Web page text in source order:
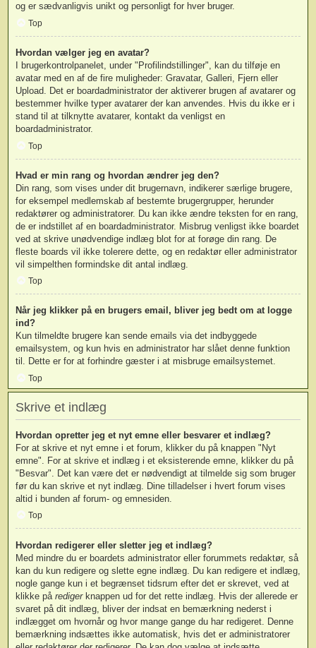
og er sædvanligvis unikt og personligt for hver bruger.
Top
Hvordan vælger jeg en avatar?
I brugerkontrolpanelet, under "Profilindstillinger", kan du tilføje en
avatar med en af de fire muligheder: Gravatar, Galleri, Fjern eller
Upload. Det er boardadministrator der aktiverer brugen af avatarer og
bestemmer hvilke typer avatarer der kan anvendes. Hvis du ikke er i
stand til at tilknytte avatarer, kontakt da venligst en
boardadministrator.
Top
Hvad er min rang og hvordan ændrer jeg den?
Din rang, som vises under dit brugernavn, indikerer særlige brugere,
for eksempel medlemskab af bestemte brugergrupper, herunder
redaktører og administratorer. Du kan ikke ændre teksten for en rang,
de er indstillet af en boardadministrator. Misbrug venligst ikke boardet
ved at skrive unødvendige indlæg blot for at forøge din rang. De
fleste boards vil ikke tolerere dette, og en redaktør eller administrator
vil simpelthen formindske dit antal indlæg.
Top
Når jeg klikker på en brugers email, bliver jeg bedt om at logge
ind?
Kun tilmeldte brugere kan sende emails via det indbyggede
emailsystem, og kun hvis en administrator har slået denne funktion
til. Dette er for at forhindre gæster i at misbruge emailsystemet.
Top
Skrive et indlæg
Hvordan opretter jeg et nyt emne eller besvarer et indlæg?
For at skrive et nyt emne i et forum, klikker du på knappen "Nyt
emne". For at skrive et indlæg i et eksisterende emne, klikker du på
"Besvar". Det kan være det er nødvendigt at tilmelde sig som bruger
før du kan skrive et nyt indlæg. Dine tilladelser i hvert forum vises
altid i bunden af forum- og emnesiden.
Top
Hvordan redigerer eller sletter jeg et indlæg?
Med mindre du er boardets administrator eller forummets redaktør, så
kan du kun redigere og slette egne indlæg. Du kan redigere et indlæg,
nogle gange kun i et begrænset tidsrum efter det er skrevet, ved at
klikke på redigerknappen ud for det rette indlæg. Hvis der allerede er
svaret på dit indlæg, bliver der indsat en bemærkning nederst i
indlægget om hvornår og hvor mange gange du har redigeret. Denne
bemærkning indsættes ikke automatisk, hvis det er administratorer